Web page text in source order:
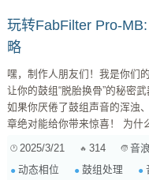
玩转FabFilter Pro-
略
嘿，制作人朋友们！我是你们
让你的鼓组“脱胎换骨”的秘密
如果你厌倦了鼓组声音的浑浊
章绝对能给你带来惊喜！ 为什么选择Pro-MB？ 首先，Pro-MB在多段动态
活，而且音质出色。更重要的
也能很快上手。但今天，我们
2025/3/21 314 音
动态相位
鼓组处理